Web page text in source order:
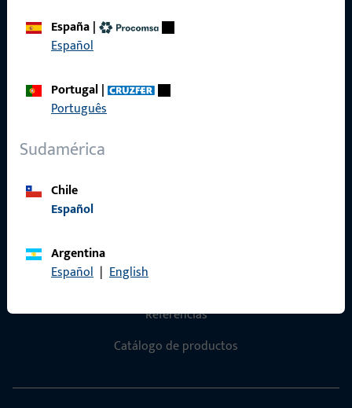
España|
Español
Portugal|
Português
Sudamérica
Chile
Español
Argentina
Español | English
Aviso legal
Condiciones generales
Referencias
Catálogo de productos